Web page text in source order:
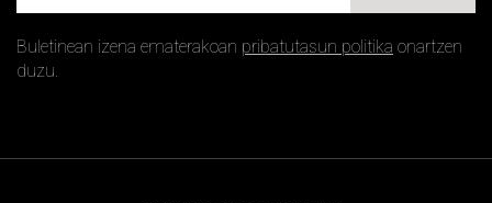
Buletinean izena ematerakoan pribatutasun politika onartzen
duzu.